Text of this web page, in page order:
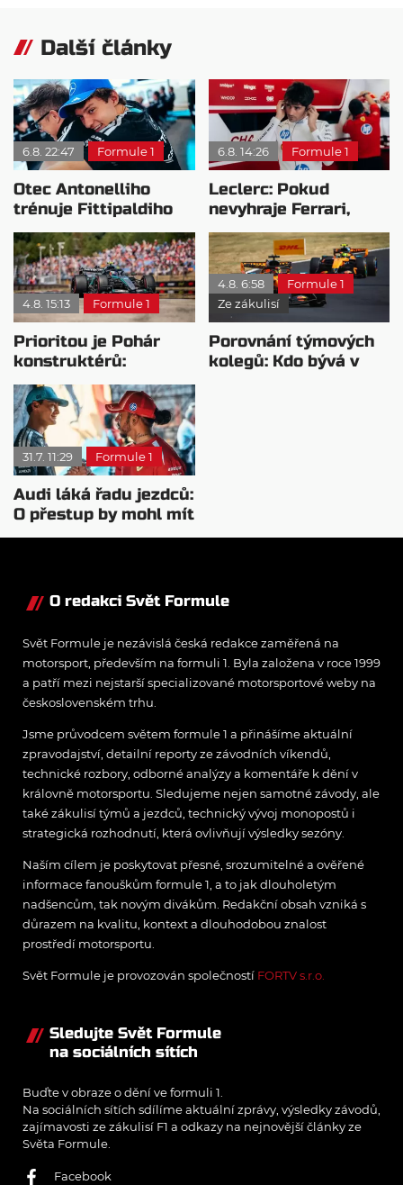
Další články
6.8. 22:47 Formule 1
Otec Antonelliho
trénuje Fittipaldiho
syna: Brazilec
vychvaluje lídra
6.8. 14:26 Formule 1
Leclerc: Pokud
nevyhraje Ferrari,
přeji titul
Antonellimu
4.8. 15:13 Formule 1
Prioritou je Pohár
konstruktérů:
Mercedesu je jedno,
kdo zvítězí
4.8. 6:58
Formule 1
Ze zákulisí
Porovnání týmových
kolegů: Kdo bývá v
31.7. 11:29 Formule 1
Audi láká řadu jezdců:
O přestup by mohl mít
zájem i Russell
O redakci Svět Formule
Svět Formule je nezávislá česká redakce zaměřená na
motorsport, především na formuli 1. Byla založena v roce 1999
a patří mezi nejstarší specializované motorsportové weby na
československém trhu.
Jsme průvodcem světem formule 1 a přinášíme aktuální
zpravodajství, detailní reporty ze závodních víkendů,
technické rozbory, odborné analýzy a komentáře k dění v
královně motorsportu. Sledujeme nejen samotné závody, ale
také zákulisí týmů a jezdců, technický vývoj monopostů i
strategická rozhodnutí, která ovlivňují výsledky sezóny.
Naším cílem je poskytovat přesné, srozumitelné a ověřené
informace fanouškům formule 1, a to jak dlouholetým
nadšencům, tak novým divákům. Redakční obsah vzniká s
důrazem na kvalitu, kontext a dlouhodobou znalost
prostředí motorsportu.
Svět Formule je provozován společností FORTV s.r.o.
Sledujte Svět Formule
na sociálních sítích
Buďte v obraze o dění ve formuli 1.
Na sociálních sítích sdílíme aktuální zprávy, výsledky závodů,
zajímavosti ze zákulisí F1 a odkazy na nejnovější články ze
Světa Formule.
Facebook